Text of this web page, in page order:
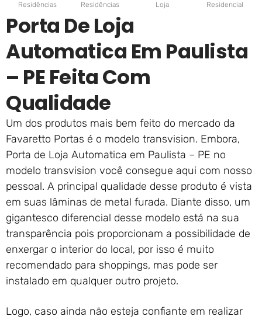
Residências
Residências
Loja
Residencial
Porta De Loja
Automatica Em Paulista
– PE Feita Com
Qualidade
Um dos produtos mais bem feito do mercado da
Favaretto Portas é o modelo transvision. Embora,
Porta de Loja Automatica em Paulista – PE no
modelo transvision você consegue aqui com nosso
pessoal. A principal qualidade desse produto é vista
em suas lâminas de metal furada. Diante disso, um
gigantesco diferencial desse modelo está na sua
transparência pois proporcionam a possibilidade de
enxergar o interior do local, por isso é muito
recomendado para shoppings, mas pode ser
instalado em qualquer outro projeto.
Logo, caso ainda não esteja confiante em realizar